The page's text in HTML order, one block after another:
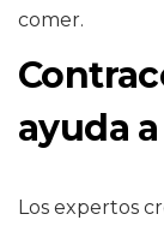
comer.
ayuda
Los expertos